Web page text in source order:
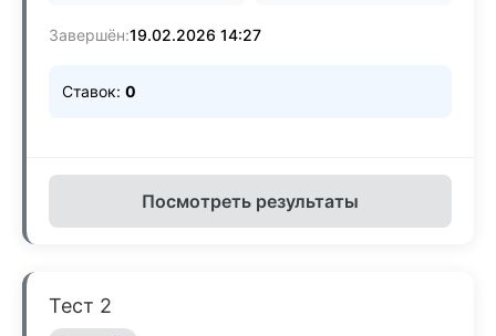
Завершён:19.02.2026 14:27
Ставок: 0
Посмотреть результаты
Тест 2